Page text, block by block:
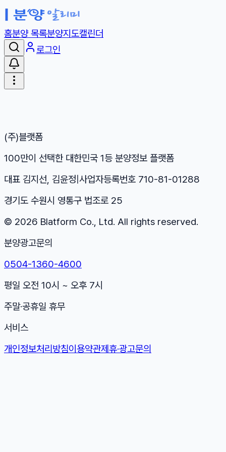
홈분양 목록분양지도캘린더
로그인
(주)블랫폼
100만이 선택한 대한민국 1등 분양정보 플랫폼
대표 김지선, 김윤정 사업자등록번호 710-81-01288
경기도 수원시 영통구 법조로 25
© 2026 Blatform Co., Ltd. All rights reserved.
분양광고문의
0504-1360-4600
평일 오전 10시 ~ 오후 7시
주말·공휴일 휴무
서비스
개인정보처리방침이용약관제휴·광고문의